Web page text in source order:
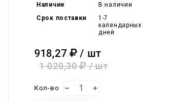
Наличие
В наличии
Срок поставки
1-7
календарных
дней
918,27 / шт
1 020,30 / шт
Кол-во